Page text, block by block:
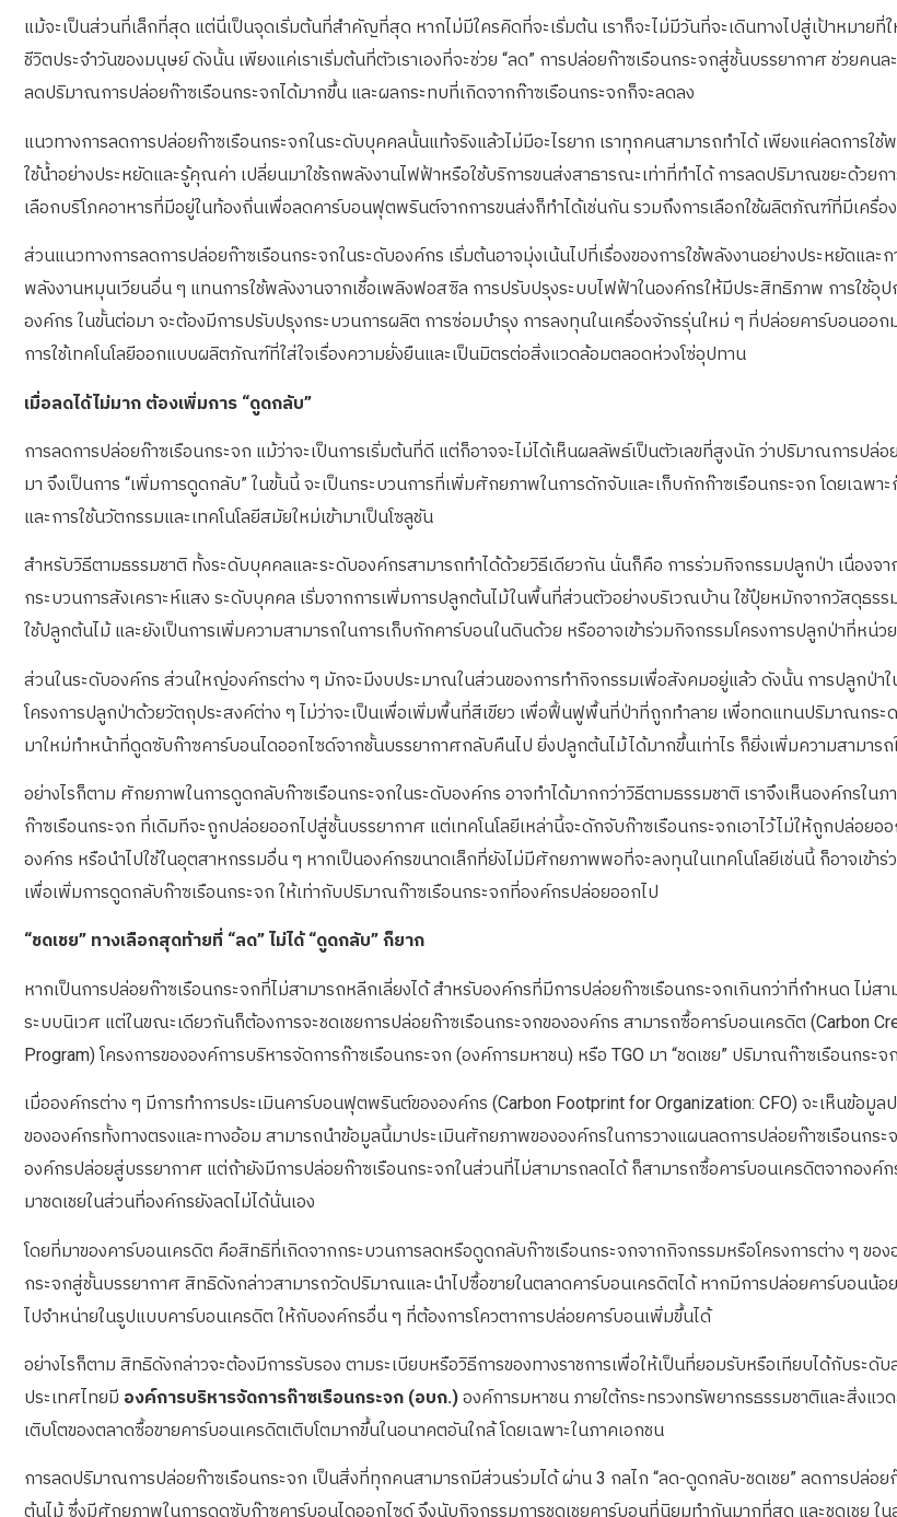
แม้จะเป็นส่วนที่เล็กที่สุด แต่นี่เป็นจุดเริ่มต้นที่สำคัญที่สุด หากไม่มีใครคิดที่จะเริ่มต้น เราก็จะไม่มีวันที่จะเดินทางไปสู่เป้าหมาย
ชีวิตประจำวันของมนุษย์ ดังนั้น เพียงแค่เราเริ่มต้นที่ตัวเราเองที่จะช่วย “ลด” การปล่อยก๊าซเรือนกระจกสู่ชั้นบรรยากาศ ช่วย
ลดปริมาณการปล่อยก๊าซเรือนกระจกได้มากขึ้น และผลกระทบที่เกิดจากก๊าซเรือนกระจกก็จะลดลง
แนวทางการลดการปล่อยก๊าซเรือนกระจกในระดับบุคคลนั้นแท้จริงแล้วไม่มีอะไรยาก เราทุกคนสามารถทำได้ เพียงแค่ลดการ
ใช้น้ำอย่างประหยัดและรู้คุณค่า เปลี่ยนมาใช้รถพลังงานไฟฟ้าหรือใช้บริการขนส่งสาธารณะเท่าที่ทำได้ การลดปริมาณขยะด้วย
เลือกบริโภคอาหารที่มีอยู่ในท้องถิ่นเพื่อลดคาร์บอนฟุตพรินต์จากการขนส่งก็ทำได้เช่นกัน รวมถึงการเลือกใช้ผลิตภัณฑ์ที่มีเครื่
ส่วนแนวทางการลดการปล่อยก๊าซเรือนกระจกในระดับองค์กร เริ่มต้นอาจมุ่งเน้นไปที่เรื่องของการใช้พลังงานอย่างประหยัดแล
พลังงานหมุนเวียนอื่น ๆ แทนการใช้พลังงานจากเชื้อเพลิงฟอสซิล การปรับปรุงระบบไฟฟ้าในองค์กรให้มีประสิทธิภาพ การใช้อุ
องค์กร ในขั้นต่อมา จะต้องมีการปรับปรุงกระบวนการผลิต การซ่อมบำรุง การลงทุนในเครื่องจักรรุ่นใหม่ ๆ ที่ปล่อยคาร์บอนออ
การใช้เทคโนโลยีออกแบบผลิตภัณฑ์ที่ใส่ใจเรื่องความยั่งยืนและเป็นมิตรต่อสิ่งแวดล้อมตลอดห่วงโซ่อุปทาน
เมื่อลดได้ไม่มาก ต้องเพิ่มการ “ดูดกลับ”
การลดการปล่อยก๊าซเรือนกระจก แม้ว่าจะเป็นการเริ่มต้นที่ดี แต่ก็อาจจะไม่ได้เห็นผลลัพธ์เป็นตัวเลขที่สูงนัก ว่าปริมาณการป
มา จึงเป็นการ “เพิ่มการดูดกลับ” ในขั้นนี้ จะเป็นกระบวนการที่เพิ่มศักยภาพในการดักจับและเก็บกักก๊าซเรือนกระจก โดยเฉพ
และการใช้นวัตกรรมและเทคโนโลยีสมัยใหม่เข้ามาเป็นโซลูชัน
สำหรับวิธีตามธรรมชาติ ทั้งระดับบุคคลและระดับองค์กรสามารถทำได้ด้วยวิธีเดียวกัน นั่นก็คือ การร่วมกิจกรรมปลูกป่า เนื่อง
กระบวนการสังเคราะห์แสง ระดับบุคคล เริ่มจากการเพิ่มการปลูกต้นไม้ในพื้นที่ส่วนตัวอย่างบริเวณบ้าน ใช้ปุ๋ยหมักจากวัสดุธร
ใช้ปลูกต้นไม้ และยังเป็นการเพิ่มความสามารถในการเก็บกักคาร์บอนในดินด้วย หรืออาจเข้าร่วมกิจกรรมโครงการปลูกป่าที่ห
ส่วนในระดับองค์กร ส่วนใหญ่องค์กรต่าง ๆ มักจะมีงบประมาณในส่วนของการทำกิจกรรมเพื่อสังคมอยู่แล้ว ดังนั้น การปลูกป่า
โครงการปลูกป่าด้วยวัตถุประสงค์ต่าง ๆ ไม่ว่าจะเป็นเพื่อเพิ่มพื้นที่สีเขียว เพื่อฟื้นฟูพื้นที่ป่าที่ถูกทำลาย เพื่อทดแทนปริมาณกร
มาใหม่ทำหน้าที่ดูดซับก๊าซคาร์บอนไดออกไซด์จากชั้นบรรยากาศกลับคืนไป ยิ่งปลูกต้นไม้ได้มากขึ้นเท่าไร ก็ยิ่งเพิ่มความสามาร
อย่างไรก็ตาม ศักยภาพในการดูดกลับก๊าซเรือนกระจกในระดับองค์กร อาจทำได้มากกว่าวิธีตามธรรมชาติ เราจึงเห็นองค์กรใ
ก๊าซเรือนกระจก ที่เดิมทีจะถูกปล่อยออกไปสู่ชั้นบรรยากาศ แต่เทคโนโลยีเหล่านี้จะดักจับก๊าซเรือนกระจกเอาไว้ไม่ให้ถูกปล่อย
องค์กร หรือนำไปใช้ในอุตสาหกรรมอื่น ๆ หากเป็นองค์กรขนาดเล็กที่ยังไม่มีศักยภาพพอที่จะลงทุนในเทคโนโลยีเช่นนี้ ก็อาจเข้า
เพื่อเพิ่มการดูดกลับก๊าซเรือนกระจก ให้เท่ากับปริมาณก๊าซเรือนกระจกที่องค์กรปล่อยออกไป
“ชดเชย” ทางเลือกสุดท้ายที่ “ลด” ไม่ได้ “ดูดกลับ” ก็ยาก
หากเป็นการปล่อยก๊าซเรือนกระจกที่ไม่สามารถหลีกเลี่ยงได้ สำหรับองค์กรที่มีการปล่อยก๊าซเรือนกระจกเกินกว่าที่กำหนด ไ
ระบบนิเวศ แต่ในขณะเดียวกันก็ต้องการจะชดเชยการปล่อยก๊าซเรือนกระจกขององค์กร สามารถซื้อคาร์บอนเครดิต (Carbon
Program) โครงการขององค์การบริหารจัดการก๊าซเรือนกระจก (องค์การมหาชน) หรือ TGO มา “ชดเชย” ปริมาณก๊าซเรือนกร
เมื่อองค์กรต่าง ๆ มีการทำการประเมินคาร์บอนฟุตพรินต์ขององค์กร (Carbon Footprint for Organization: CFO) จะเห็นข้อ
ขององค์กรทั้งทางตรงและทางอ้อม สามารถนำข้อมูลนี้มาประเมินศักยภาพขององค์กรในการวางแผนลดการปล่อยก๊าซเรือนก
องค์กรปล่อยสู่บรรยากาศ แต่ถ้ายังมีการปล่อยก๊าซเรือนกระจกในส่วนที่ไม่สามารถลดได้ ก็สามารถซื้อคาร์บอนเครดิตจากอง
มาชดเชยในส่วนที่องค์กรยังลดไม่ได้นั่นเอง
โดยที่มาของคาร์บอนเครดิต คือสิทธิที่เกิดจากกระบวนการลดหรือดูดกลับก๊าซเรือนกระจกจากกิจกรรมหรือโครงการต่าง ๆ ขอ
กระจกสู่ชั้นบรรยากาศ สิทธิดังกล่าวสามารถวัดปริมาณและนำไปซื้อขายในตลาดคาร์บอนเครดิตได้ หากมีการปล่อยคาร์บอน
ไปจำหน่ายในรูปแบบคาร์บอนเครดิต ให้กับองค์กรอื่น ๆ ที่ต้องการโควตาการปล่อยคาร์บอนเพิ่มขึ้นได้
อย่างไรก็ตาม สิทธิดังกล่าวจะต้องมีการรับรอง ตามระเบียบหรือวิธีการของทางราชการเพื่อให้เป็นที่ยอมรับหรือเทียบได้กับระดั
ประเทศไทยมี องค์การบริหารจัดการก๊าซเรือนกระจก (อบก.) องค์การมหาชน ภายใต้กระทรวงทรัพยากรธรรมชาติและสิ่งแว
เติบโตของตลาดซื้อขายคาร์บอนเครดิตเติบโตมากขึ้นในอนาคตอันใกล้ โดยเฉพาะในภาคเอกชน
การลดปริมาณการปล่อยก๊าซเรือนกระจก เป็นสิ่งที่ทุกคนสามารถมีส่วนร่วมได้ ผ่าน 3 กลไก “ลด-ดูดกลับ-ชดเชย” ลดการปล่อย
ต้นไม้ ซึ่งมีศักยภาพในการดูดซับก๊าซคาร์บอนไดออกไซด์ จึงนับกิจกรรมการชดเชยคาร์บอนที่นิยมทำกันมากที่สุด และชดเชย ใ